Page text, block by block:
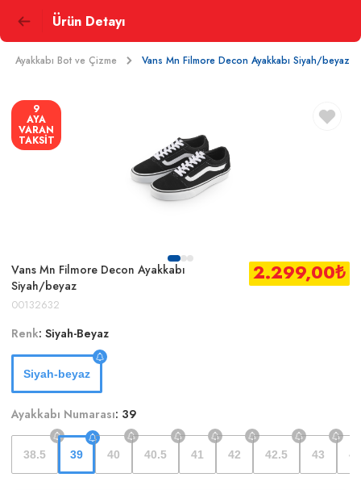
Ürün Detayı
Ayakkabı Bot ve Çizme Vans Mn Filmore Decon Ayakkabı Siyah/beyaz
9
AYA
VARAN
TAKSİT
Vans Mn Filmore Decon Ayakkabı
Siyah/beyaz
00132632
2.299,00₺
Renk: Siyah-Beyaz
Siyah-beyaz
Ayakkabı Numarası: 39
38.5 39 40 40.5 41 42 42.5 43 44